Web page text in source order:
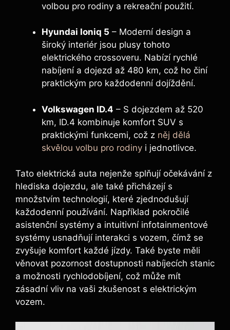
volbou pro rodiny a rekreační použití.
Hyundai Ioniq 5 – Moderní design a
široký interiér jsou plusy tohoto
elektrického crossoveru. Nabízí rychlé
nabíjení a dojezd až 480 km, což ho činí
praktickým pro každodenní dojíždění.
Volkswagen ID.4 – S dojezdem až 520
km, ID.4 kombinuje komfort SUV s
praktickými funkcemi, což z něj dělá
skvělou volbu pro rodiny i jednotlivce.
Tato elektrická auta nejenže splňují očekávání z
hlediska dojezdu, ale také přicházejí s
množstvím technologií, které zjednodušují
každodenní používání. Například pokročilé
asistenční systémy a intuitivní infotainmentové
systémy usnadňují interakci s vozem, čímž se
zvyšuje komfort každé jízdy. Také byste měli
věnovat pozornost dostupnosti nabíjecích stanic
a možnosti rychlodobíjení, což může mít
zásadní vliv na vaši zkušenost s elektrickým
vozem.